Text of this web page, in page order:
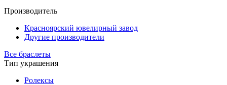
Производитель
Красноярский ювелирный завод
Другие производители
Все браслеты
Тип украшения
Ролексы